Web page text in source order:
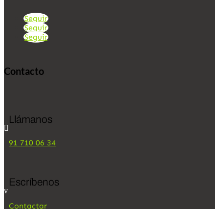
Seguir
Seguir
Seguir
Contacto

Llámanos
91 710 06 34
v
Escríbenos
Contactar